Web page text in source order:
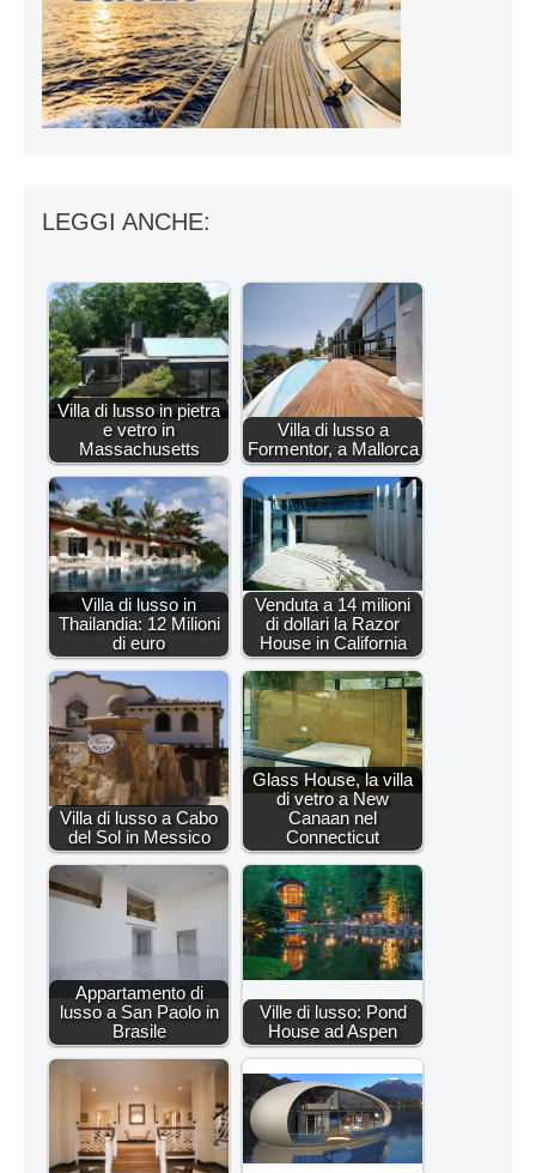
LEGGI ANCHE:
Villa di lusso in pietra
e vetro in
Massachusetts
Villa di lusso a
Formentor, a Mallorca
Villa di lusso in
Thailandia: 12 Milioni
di euro
Venduta a 14 milioni
di dollari la Razor
House in California
Villa di lusso a Cabo
del Sol in Messico
Glass House, la villa
di vetro a New
Canaan nel
Connecticut
Appartamento di
lusso a San Paolo in
Brasile
Ville di lusso: Pond
House ad Aspen